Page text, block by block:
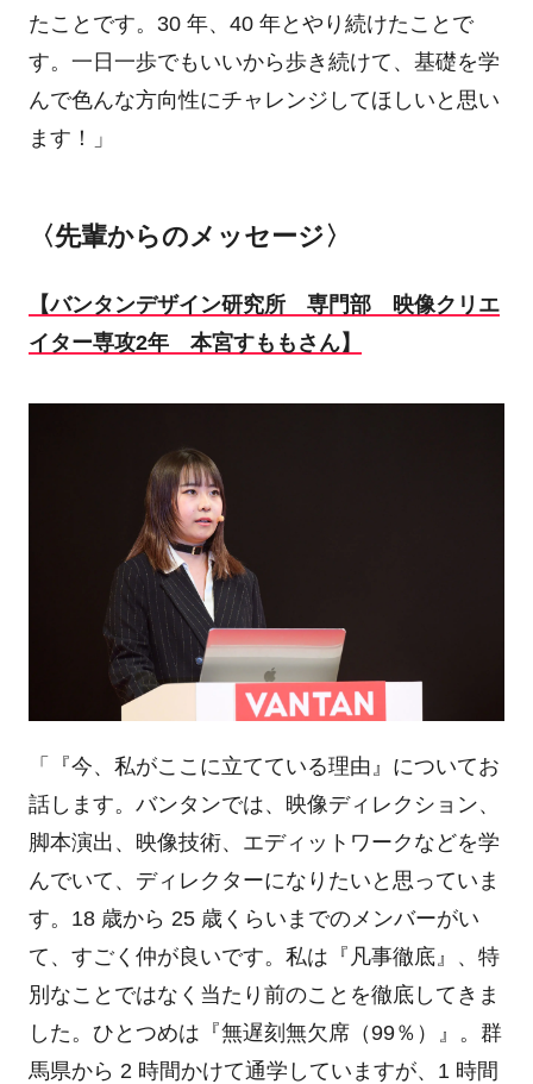
たことです。30 年、40 年とやり続けたことで
す。一日一歩でもいいから歩き続けて、基礎を学
んで色んな方向性にチャレンジしてほしいと思い
ます！」
〈先輩からのメッセージ〉
【バンタンデザイン研究所 専門部 映像クリエ
イター専攻2年 本宮すももさん】
「『今、私がここに立てている理由』についてお
話します。バンタンでは、映像ディレクション、
脚本演出、映像技術、エディットワークなどを学
んでいて、ディレクターになりたいと思っていま
す。18 歳から 25 歳くらいまでのメンバーがい
て、すごく仲が良いです。私は『凡事徹底』、特
別なことではなく当たり前のことを徹底してきま
した。ひとつめは『無遅刻無欠席（99％）』。群
馬県から 2 時間かけて通学していますが、1 時間